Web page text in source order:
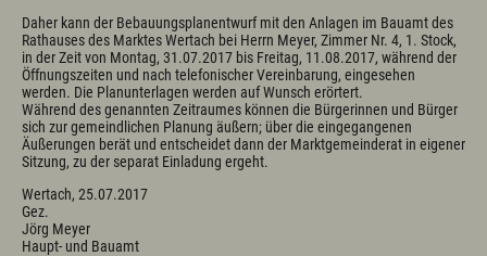
Daher kann der Bebauungsplanentwurf mit den Anlagen im Bauamt des
Rathauses des Marktes Wertach bei Herrn Meyer, Zimmer Nr. 4, 1. Stock,
in der Zeit von Montag, 31.07.2017 bis Freitag, 11.08.2017, während der
Öffnungszeiten und nach telefonischer Vereinbarung, eingesehen
werden. Die Planunterlagen werden auf Wunsch erörtert.
Während des genannten Zeitraumes können die Bürgerinnen und Bürger
sich zur gemeindlichen Planung äußern; über die eingegangenen
Äußerungen berät und entscheidet dann der Marktgemeinderat in eigener
Sitzung, zu der separat Einladung ergeht.
Wertach, 25.07.2017
Gez.
Jörg Meyer
Haupt- und Bauamt